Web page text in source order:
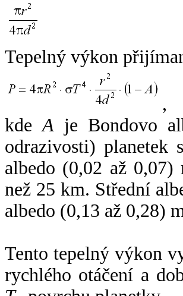
Tepelný výkon
,
kdeA je Bondovo
odrazivosti) planetek
albedo (0,02 až 0,07)
než 25 km. Střední
albedo (0,13 až 0,28)
Tento tepelný výkon
rychlého otáčení a